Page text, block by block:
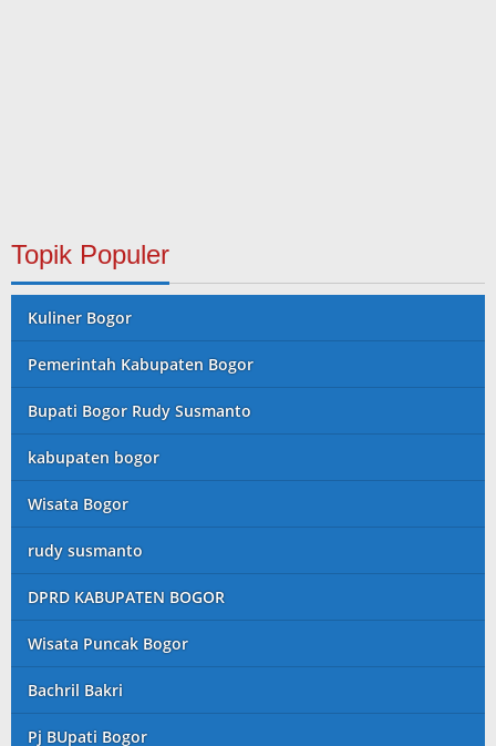
Topik Populer
Kuliner Bogor
Pemerintah Kabupaten Bogor
Bupati Bogor Rudy Susmanto
kabupaten bogor
Wisata Bogor
rudy susmanto
DPRD KABUPATEN BOGOR
Wisata Puncak Bogor
Bachril Bakri
Pj BUpati Bogor